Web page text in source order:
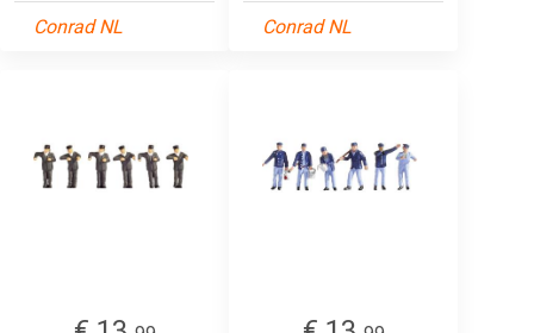
Conrad NL Conrad NL